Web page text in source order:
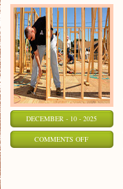
DECEMBER - 10 - 2025
COMMENTS OFFON